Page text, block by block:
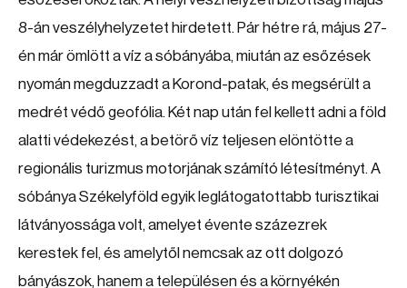
8-án veszélyhelyzetet hirdetett. Pár hétre rá, május 27-
én már ömlött a víz a sóbányába, miután az esőzések
nyomán megduzzadt a Korond-patak, és megsérült a
medrét védő geofólia. Két nap után fel kellett adni a föld
alatti védekezést, a betörő víz teljesen elöntötte a
regionális turizmus motorjának számító létesítményt. A
sóbánya Székelyföld egyik leglátogatottabb turisztikai
látványossága volt, amelyet évente százezrek
kerestek fel, és amelytől nemcsak az ott dolgozó
bányászok, hanem a településen és a környékén